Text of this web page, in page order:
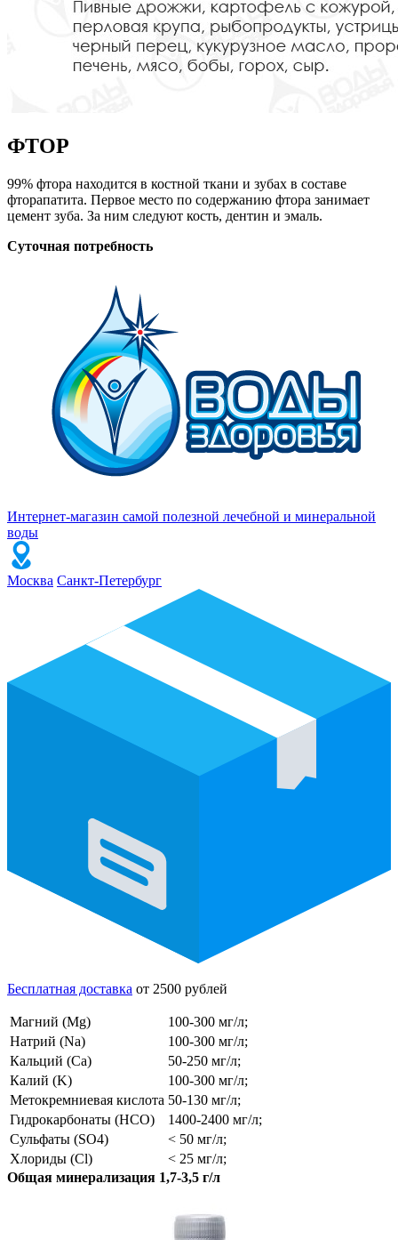
ФТОР
99% фтора находится в костной ткани и зубах в составе
фторапатита. Первое место по содержанию фтора занимает
цемент зуба. За ним следуют кость, дентин и эмаль.
Суточная потребность
Интернет-магазин самой полезной лечебной и минеральной
воды
Москва Санкт-Петербург
Бесплатная доставка от 2500 рублей
Магний (Mg)
100-300 мг/л;
Натрий (Na)
100-300 мг/л;
Кальций (Ca)
50-250 мг/л;
Калий (K)
100-300 мг/л;
Метокремниевая кислота 50-130 мг/л;
Гидрокарбонаты (HCO)
1400-2400 мг/л;
Сульфаты (SO4)
< 50 мг/л;
Хлориды (Cl)
< 25 мг/л;
Общая минерализация 1,7-3,5 г/л